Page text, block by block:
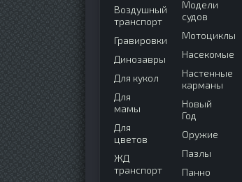
Воздушный
транспорт
Гравировки
Динозавры
Для кукол
Для
мамы
Для
цветов
ЖД
транспорт
Модели
судов
Мотоциклы
Насекомые
Настенные
карманы
Новый
Год
Оружие
Пазлы
Панно